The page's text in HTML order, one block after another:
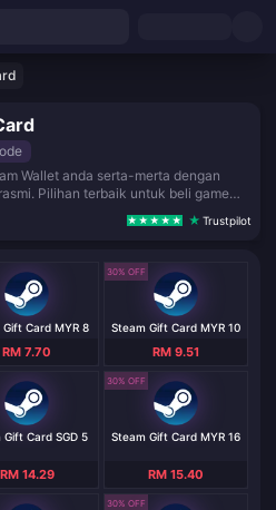
Wallet anda serta-merta dengan
Pilihan terbaik untuk beli game
di Steam Store tanpa perlu kad
terus ke e-mel anda dengan pantas
Trustpilot
Gift Card MYR 8
RM 7.70
30% OFF
Steam Gift Card MYR 10
RM 9.51
Gift Card SGD 5
RM 14.29
30% OFF
Steam Gift Card MYR 16
RM 15.40
30% OFF